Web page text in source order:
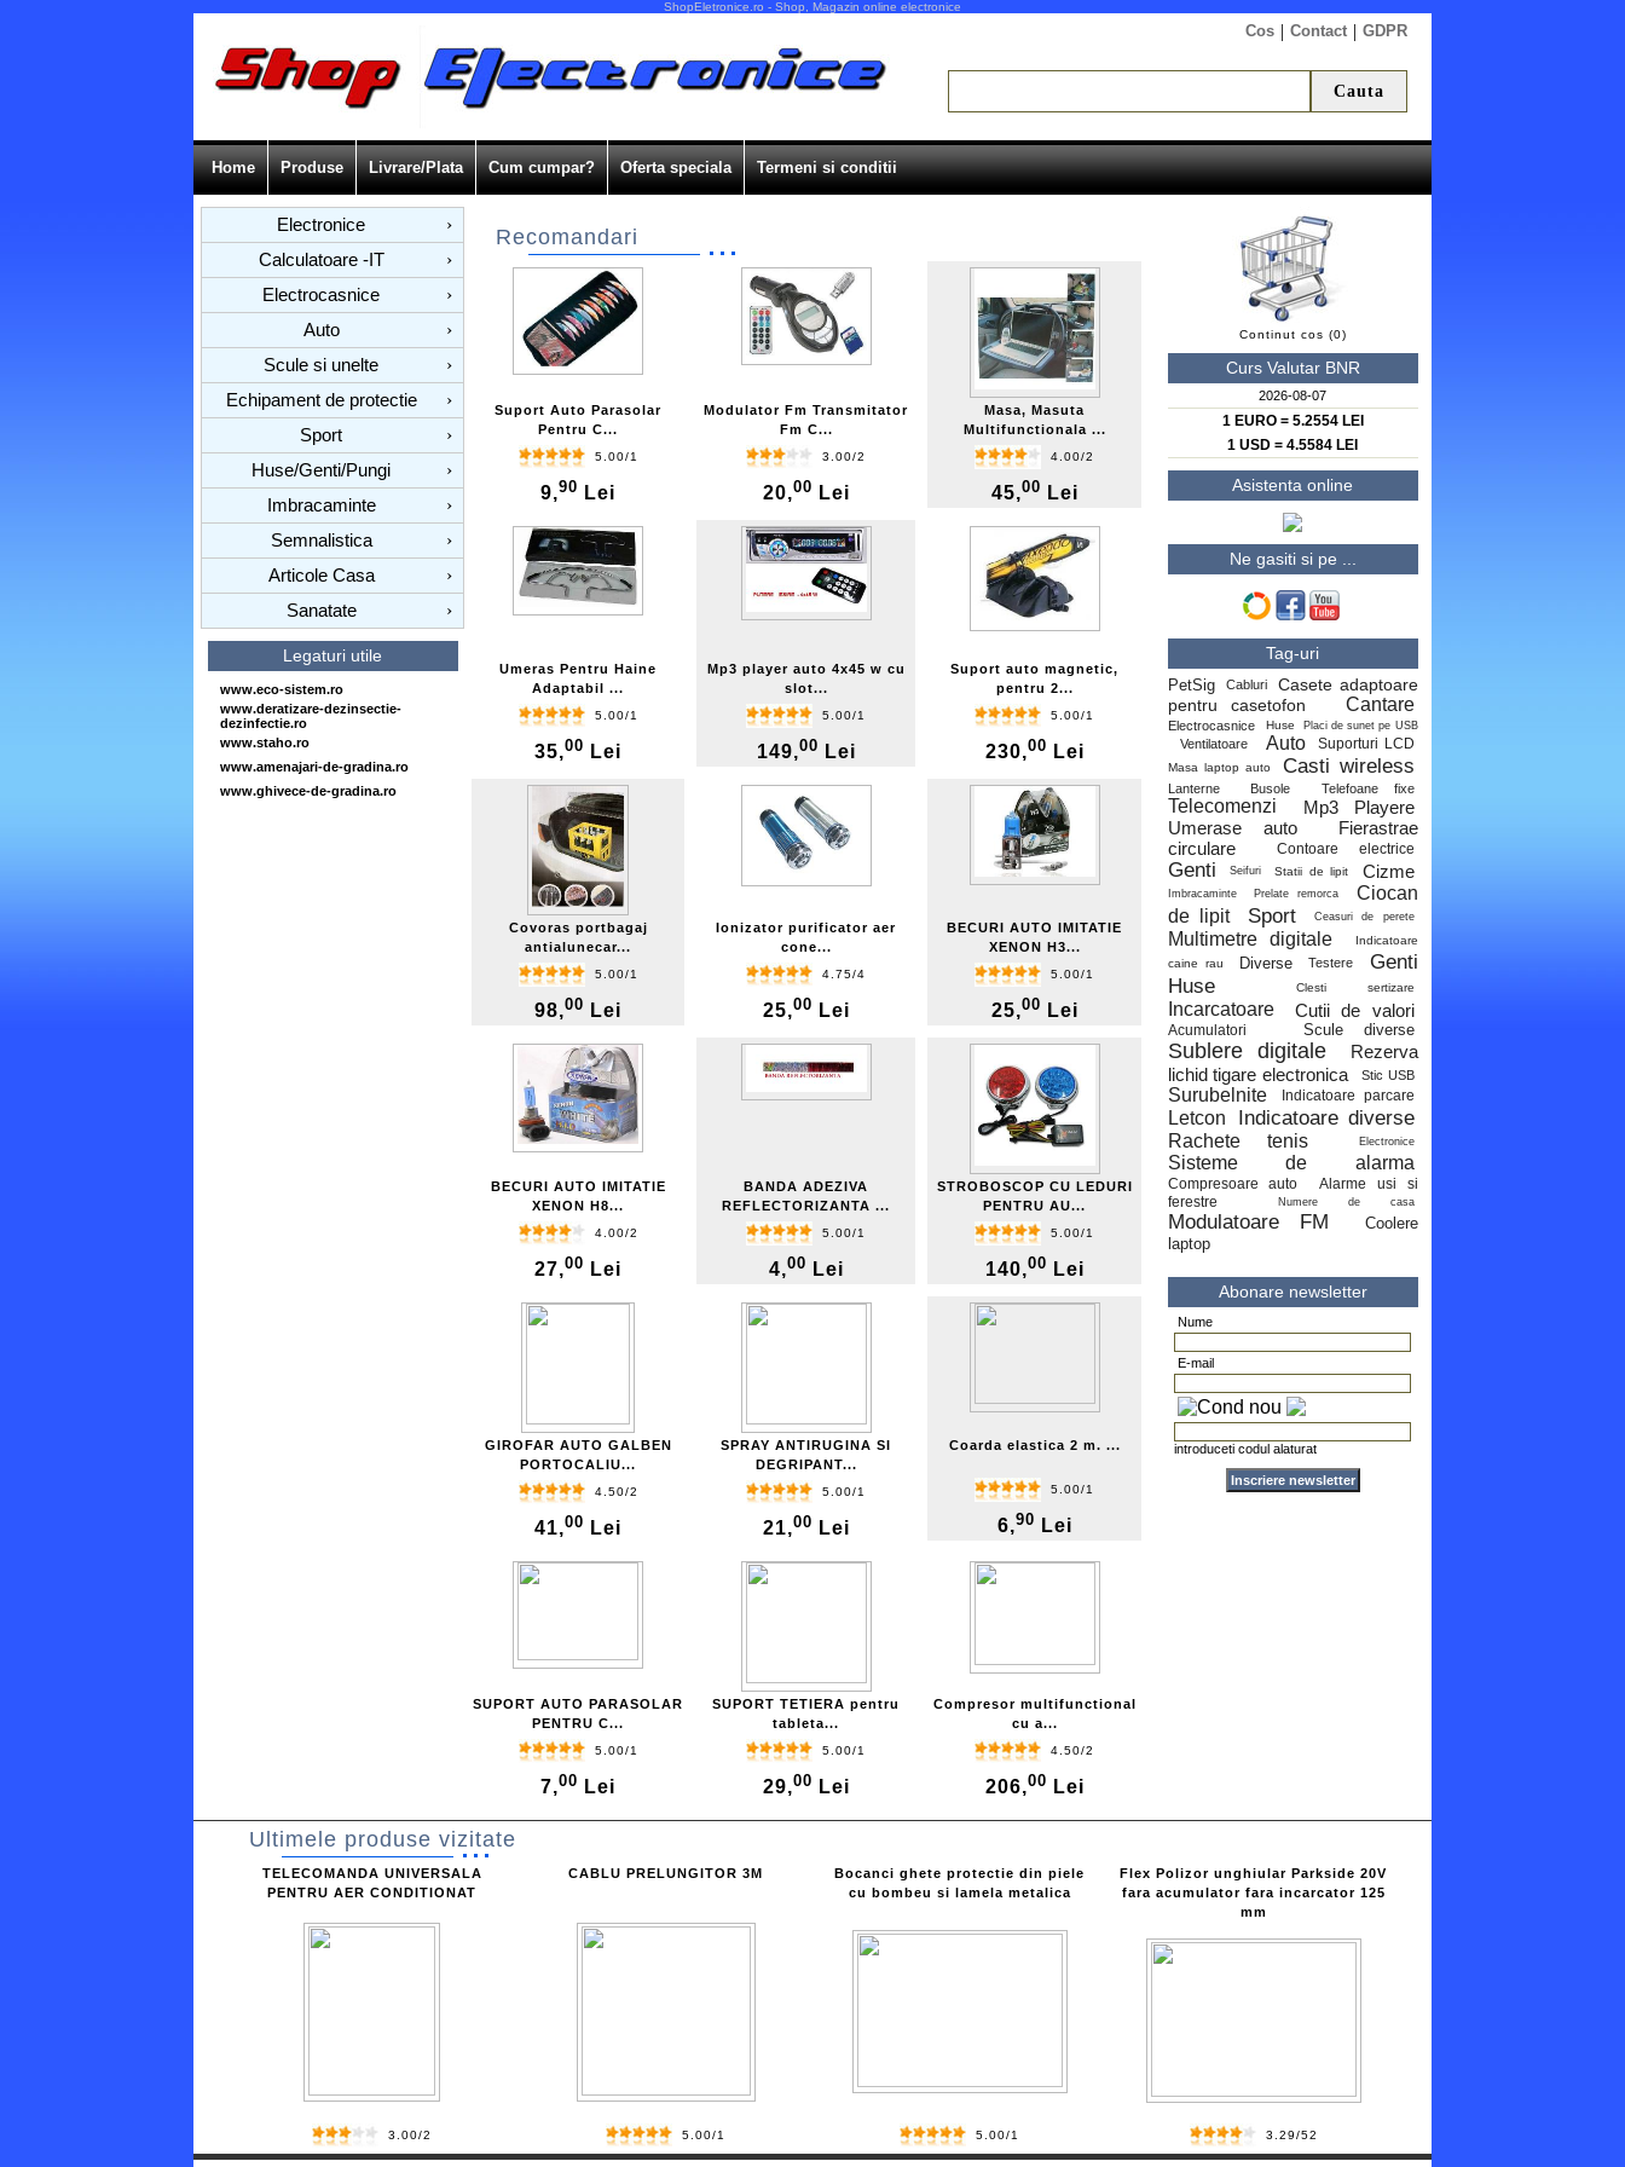
ShopEletronice.ro - Shop, Magazin online electronice
Cos | Contact | GDPR
Home Produse Livrare/Plata Cum cumpar? Oferta speciala Termeni si conditii
Electronice
›
Calculatoare -IT
›
Electrocasnice
›
Auto
›
Scule si unelte
›
Echipament de protectie
›
Sport
›
Huse/Genti/Pungi
›
Imbracaminte
›
Semnalistica
›
Articole Casa
›
Sanatate
›
Legaturi utile
www.eco-sistem.ro
www.deratizare-dezinsectie-
dezinfectie.ro
www.staho.ro
www.amenajari-de-gradina.ro
www.ghivece-de-gradina.ro
Recomandari
Suport Auto Parasolar
Pentru C...
5.00/1
9,90 Lei
Modulator Fm Transmitator
Fm C...
3.00/2
20,00 Lei
Masa, Masuta
Multifunctionala ...
4.00/2
45,00 Lei
Umeras Pentru Haine
Adaptabil ...
5.00/1
35,00 Lei
Mp3 player auto 4x45 w cu
slot...
5.00/1
149,00 Lei
Suport auto magnetic,
pentru 2...
5.00/1
230,00 Lei
Covoras portbagaj
antialunecar...
5.00/1
98,00 Lei
Ionizator purificator aer
cone...
4.75/4
25,00 Lei
BECURI AUTO IMITATIE
XENON H3...
5.00/1
25,00 Lei
BECURI AUTO IMITATIE
XENON H8...
4.00/2
27,00 Lei
BANDA ADEZIVA
REFLECTORIZANTA ...
5.00/1
4,00 Lei
STROBOSCOP CU LEDURI
PENTRU AU...
5.00/1
140,00 Lei
GIROFAR AUTO GALBEN
PORTOCALIU...
4.50/2
41,00 Lei
SPRAY ANTIRUGINA SI
DEGRIPANT...
5.00/1
21,00 Lei
Coarda elastica 2 m. ...
5.00/1
6,90 Lei
SUPORT AUTO PARASOLAR
PENTRU C...
5.00/1
7,00 Lei
SUPORT TETIERA pentru
tableta...
5.00/1
29,00 Lei
Compresor multifunctional
cu a...
4.50/2
206,00 Lei
Continut cos (0)
Curs Valutar BNR
2026-08-07
1 EURO = 5.2554 LEI
1 USD = 4.5584 LEI
Asistenta online
Ne gasiti si pe ...
Tag-uri
PetSig Cabluri
Casete adaptoare
pentru casetofon
Cantare
Electrocasnice Huse Placi de sunet pe USB
Ventilatoare Auto Suporturi LCD
Masa laptop auto Casti wireless
Lanterne Busole Telefoane fixe
Telecomenzi
Mp3 Playere
Umerase auto
Fierastrae
circulare
Contoare electrice
Genti Seifuri Statii de lipit Cizme
Imbracaminte Prelate remorca
Ciocan
de lipit
Sport Ceasuri de perete
Multimetre digitale
Indicatoare
caine rau
Diverse Testere
Genti
Huse
Clesti sertizare
Incarcatoare Cutii de valori
Acumulatori Scule diverse
Sublere digitale
Rezerva
lichid tigare electronica
Stic USB
Surubelnite Indicatoare parcare
Letcon Indicatoare diverse
Rachete tenis Electronice
Sisteme de alarma
Compresoare auto
Alarme usi si
ferestre
Numere de casa
Modulatoare FM
Coolere
laptop
Abonare newsletter
Nume
E-mail
introduceti codul alaturat
Ultimele produse vizitate
TELECOMANDA UNIVERSALA
PENTRU AER CONDITIONAT
3.00/2
CABLU PRELUNGITOR 3M
5.00/1
Bocanci ghete protectie din piele
cu bombeu si lamela metalica
5.00/1
Flex Polizor unghiular Parkside 20V
fara acumulator fara incarcator 125
mm
3.29/52